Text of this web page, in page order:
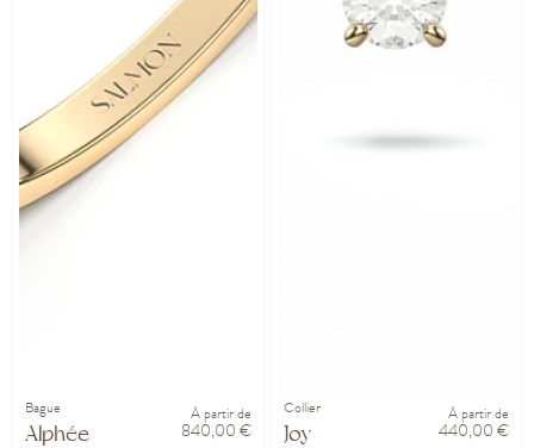
Bague
Alphée
À partir de
840,00 €
Collier
Joy
À partir de
440,00 €